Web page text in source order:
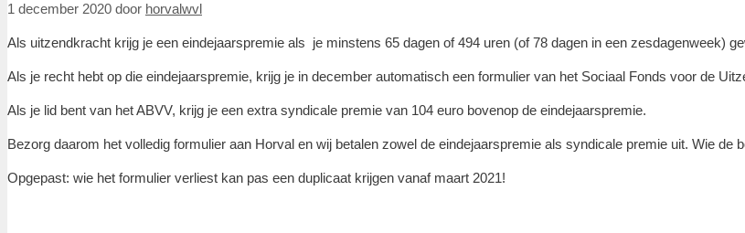
1 december 2020 door horvalwvl
Als uitzendkracht krijg je een eindejaarspremie als je minstens 65 dagen of 494 uren (of 78 dagen in een zesdagenweek)
Als je recht hebt op die eindejaarspremie, krijg je in december automatisch een formulier van het Sociaal Fonds voor de
Als je lid bent van het ABVV, krijg je een extra syndicale premie van 104 euro bovenop de eindejaarspremie.
Bezorg daarom het volledig formulier aan Horval en wij betalen zowel de eindejaarspremie als syndicale premie uit. Wie
Opgepast: wie het formulier verliest kan pas een duplicaat krijgen vanaf maart 2021!